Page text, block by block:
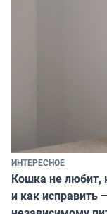
ИНТЕРЕСНОЕ
Кошка не любит,
и как исправить